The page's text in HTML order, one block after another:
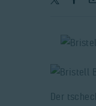
Bilder
Der